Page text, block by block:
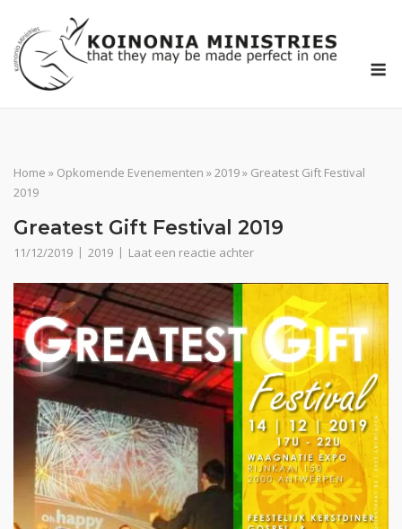
naar
de
inhoud
Home » Opkomende Evenementen »2019» Greatest Gift Festival
2019
Greatest Gift Festival 2019
11/12/2019 2019 Laat een reactie achter